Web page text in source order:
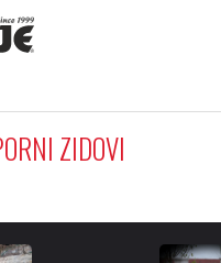
ZIDOVI